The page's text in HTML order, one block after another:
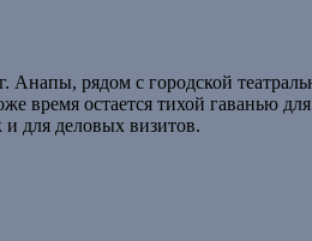
Анапы, рядом с городской
время остается тихой гаванью
и для деловых визитов.